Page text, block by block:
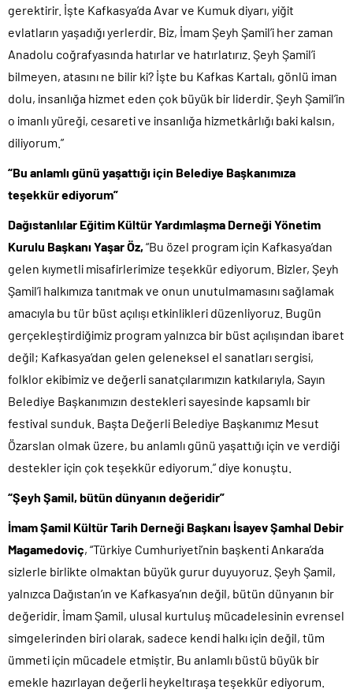
gerektirir. İşte Kafkasya’da Avar ve Kumuk diyarı, yiğit
evlatların yaşadığı yerlerdir. Biz, İmam Şeyh Şamil’i her zaman
Anadolu coğrafyasında hatırlar ve hatırlatırız. Şeyh Şamil’i
bilmeyen, atasını ne bilir ki? İşte bu Kafkas Kartalı, gönlü iman
dolu, insanlığa hizmet eden çok büyük bir liderdir. Şeyh Şamil’in
o imanlı yüreği, cesareti ve insanlığa hizmetkârlığı baki kalsın,
diliyorum.”
“Bu anlamlı günü yaşattığı için Belediye Başkanımıza
teşekkür ediyorum”
Dağıstanlılar Eğitim Kültür Yardımlaşma Derneği Yönetim
Kurulu Başkanı Yaşar Öz, “Bu özel program için Kafkasya’dan
gelen kıymetli misafirlerimize teşekkür ediyorum. Bizler, Şeyh
Şamil’i halkımıza tanıtmak ve onun unutulmamasını sağlamak
amacıyla bu tür büst açılışı etkinlikleri düzenliyoruz. Bugün
gerçekleştirdiğimiz program yalnızca bir büst açılışından ibaret
değil; Kafkasya’dan gelen geleneksel el sanatları sergisi,
folklor ekibimiz ve değerli sanatçılarımızın katkılarıyla, Sayın
Belediye Başkanımızın destekleri sayesinde kapsamlı bir
festival sunduk. Başta Değerli Belediye Başkanımız Mesut
Özarslan olmak üzere, bu anlamlı günü yaşattığı için ve verdiği
destekler için çok teşekkür ediyorum.” diye konuştu.
“Şeyh Şamil, bütün dünyanın değeridir”
İmam Şamil Kültür Tarih Derneği Başkanı İsayev Şamhal Debir
Magamedoviç, “Türkiye Cumhuriyeti’nin başkenti Ankara’da
sizlerle birlikte olmaktan büyük gurur duyuyoruz. Şeyh Şamil,
yalnızca Dağıstan’ın ve Kafkasya’nın değil, bütün dünyanın bir
değeridir. İmam Şamil, ulusal kurtuluş mücadelesinin evrensel
simgelerinden biri olarak, sadece kendi halkı için değil, tüm
ümmeti için mücadele etmiştir. Bu anlamlı büstü büyük bir
emekle hazırlayan değerli heykeltıraşa teşekkür ediyorum.